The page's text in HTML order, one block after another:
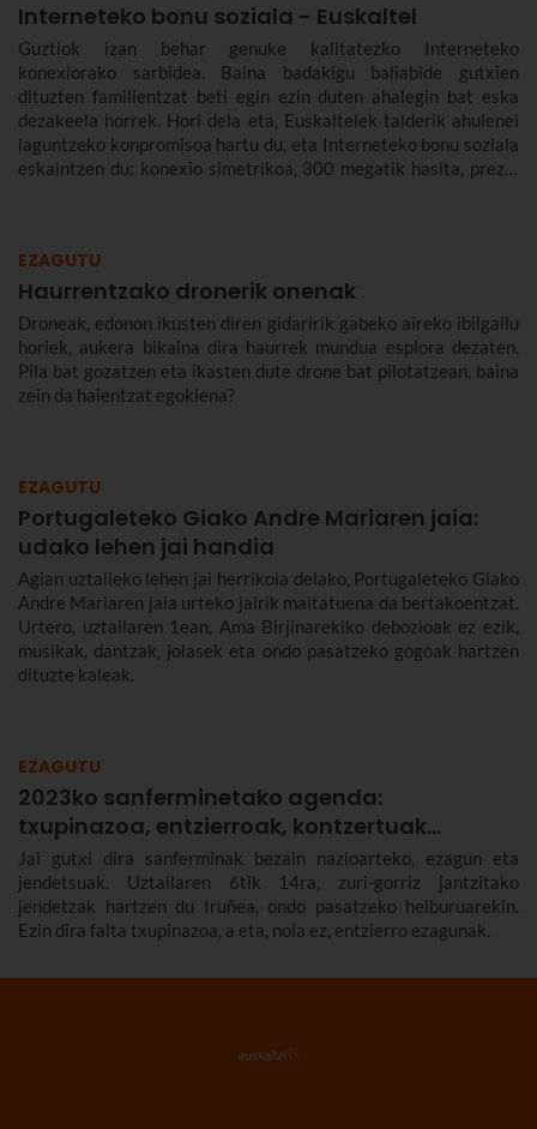
Interneteko bonu soziala - Euskaltel
Guztiok izan behar genuke kalitatezko Interneteko
konexiorako sarbidea. Baina badakigu baliabide gutxien
dituzten familientzat beti egin ezin duten ahalegin bat eska
dezakeela horrek. Hori dela eta, Euskaltelek talderik ahulenei
laguntzeko konpromisoa hartu du, eta Interneteko bonu soziala
eskaintzen du: konexio simetrikoa, 300 megatik hasita, prezio
EZAGUTU
Haurrentzako dronerik onenak
Droneak, edonon ikusten diren gidaririk gabeko aireko ibilgailu
horiek, aukera bikaina dira haurrek mundua esplora dezaten.
Pila bat gozatzen eta ikasten dute drone bat pilotatzean, baina
zein da haientzat egokiena?
EZAGUTU
Portugaleteko Giako Andre Mariaren jaia:
udako lehen jai handia
Agian uztaileko lehen jai herrikoia delako, Portugaleteko Giako
Andre Mariaren jaia urteko jairik maitatuena da bertakoentzat.
Urtero, uztailaren 1ean, Ama Birjinarekiko debozioak ez ezik,
musikak, dantzak, jolasek eta ondo pasatzeko gogoak hartzen
dituzte kaleak.
EZAGUTU
2023ko sanferminetako agenda:
txupinazoa, entzierroak, kontzertuak…
Jai gutxi dira sanferminak bezain nazioarteko, ezagun eta
jendetsuak. Uztailaren 6tik 14ra, zuri-gorriz jantzitako
jendetzak hartzen du Iruñea, ondo pasatzeko helburuarekin.
Ezin dira falta txupinazoa, a eta, nola ez, entzierro ezagunak.